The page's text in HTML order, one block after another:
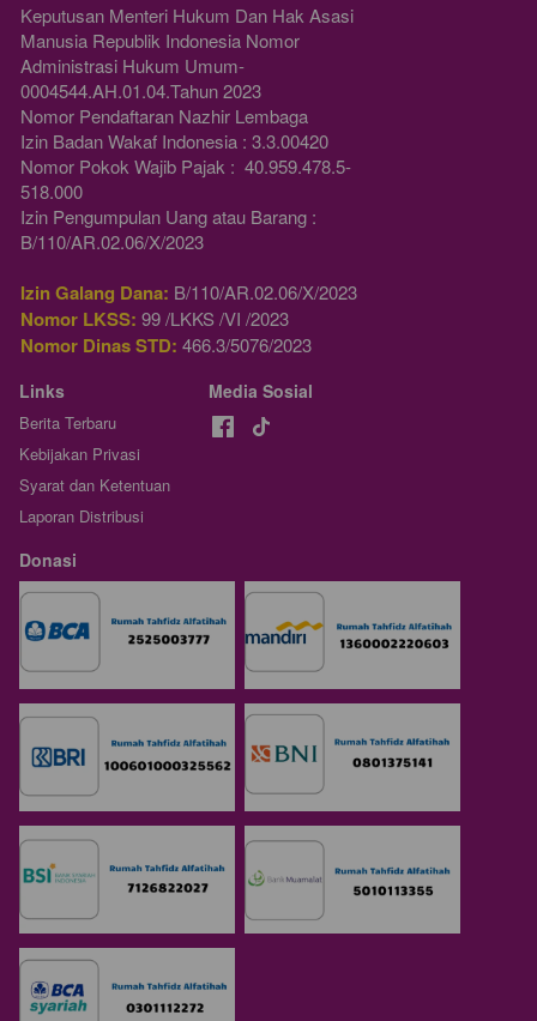
Keputusan Menteri Hukum Dan Hak Asasi
Manusia Republik Indonesia Nomor
Administrasi Hukum Umum-
0004544.AH.01.04.Tahun 2023
Nomor Pendaftaran Nazhir Lembaga
Izin Badan Wakaf Indonesia : 3.3.00420
Nomor Pokok Wajib Pajak :  40.959.478.5-
518.000
Izin Pengumpulan Uang atau Barang :
B/110/AR.02.06/X/2023
Izin Galang Dana: B/110/AR.02.06/X/2023
Nomor LKSS: 99 /LKKS /VI /2023
Nomor Dinas STD: 466.3/5076/2023
Links
Berita Terbaru
Kebijakan Privasi
Syarat dan Ketentuan
Laporan Distribusi
Media Sosial
Donasi